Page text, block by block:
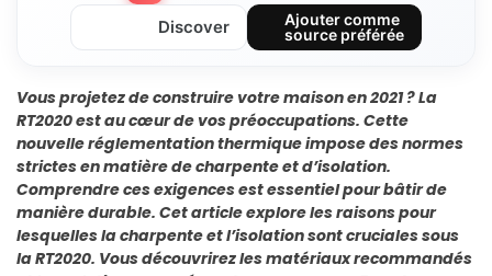
Discover
Ajouter comme
source préférée
Vous projetez de construire votre maison en 2021 ? La
RT2020 est au cœur de vos préoccupations. Cette
nouvelle réglementation thermique impose des normes
strictes en matière de charpente et d’isolation.
Comprendre ces exigences est essentiel pour bâtir de
manière durable. Cet article explore les raisons pour
lesquelles la charpente et l’isolation sont cruciales sous
la RT2020. Vous découvrirez les matériaux recommandés